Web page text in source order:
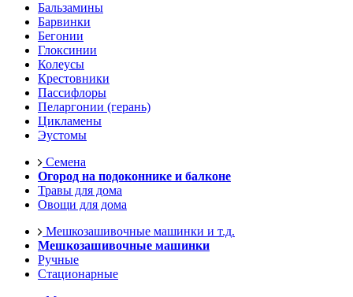
Бальзамины
Барвинки
Бегонии
Глоксинии
Колеусы
Крестовники
Пассифлоры
Пеларгонии (герань)
Цикламены
Эустомы
Семена
Огород на подоконнике и балконе
Травы для дома
Овощи для дома
Мешкозашивочные машинки и т.д.
Мешкозашивочные машинки
Ручные
Стационарные